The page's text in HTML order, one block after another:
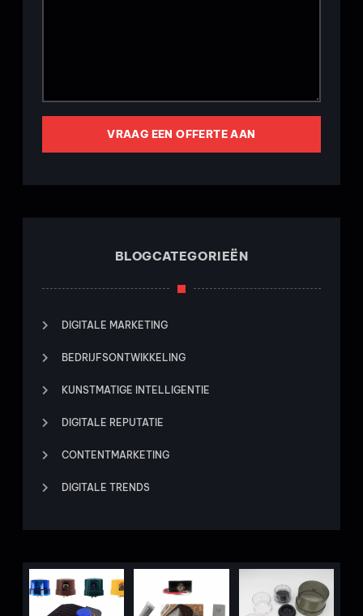
VRAAG EEN OFFERTE AAN
BLOGCATEGORIEËN
DIGITALE MARKETING
BEDRIJFSONTWIKKELING
KUNSTMATIGE INTELLIGENTIE
DIGITALE REPUTATIE
CONTENTMARKETING
DIGITALE TRENDS